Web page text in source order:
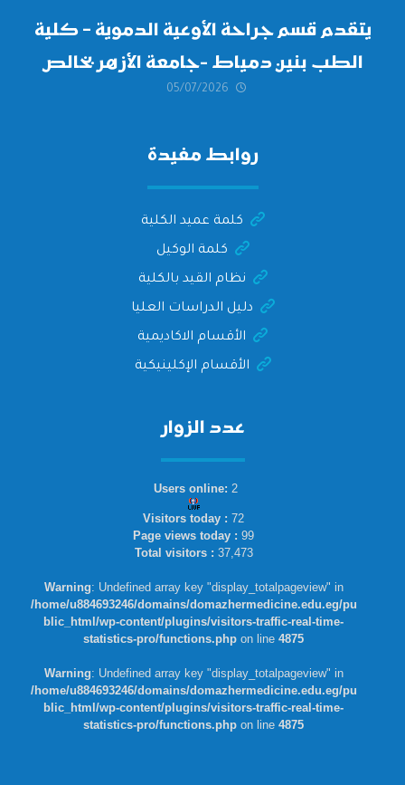
يتقدم قسم جراحة الأوعية الدموية – كلية
الطب بنين دمياط -جامعة الأزهر بخالص
التهنئة وأصدق الأمنيات إلى الأستاذ
05/07/2026
روابط مفيدة
كلمة عميد الكلية
كلمة الوكيل
نظام القيد بالكلية
دليل الدراسات العليا
الأقسام الاكاديمية
الأقسام الإكلينيكية
عدد الزوار
Users online: 2
Visitors today : 72
Page views today : 99
Total visitors : 37,473
Warning: Undefined array key "display_totalpageview" in
/home/u884693246/domains/domazhermedicine.edu.eg/pu
blic_html/wp-content/plugins/visitors-traffic-real-time-
statistics-pro/functions.php on line 4875
Warning: Undefined array key "display_totalpageview" in
/home/u884693246/domains/domazhermedicine.edu.eg/pu
blic_html/wp-content/plugins/visitors-traffic-real-time-
statistics-pro/functions.php on line 4875